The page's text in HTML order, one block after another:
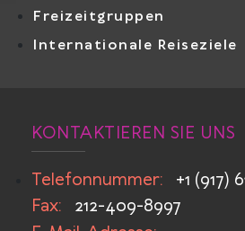
Freizeitgruppen
Internationale Reiseziele
KONTAKTIEREN SIE UNS
Telefonnummer:
+1 (917)
Fax:
212-409-8997